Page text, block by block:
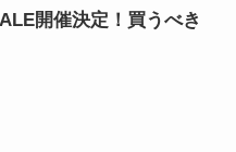
開催決定！買うべき